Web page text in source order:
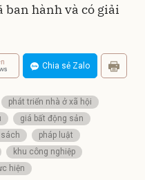
hành và có giải
Chia sẻ Zalo
phát triển nhà ở xã hội
giá bất động sản
pháp luật
khu công nghiệp
hiện